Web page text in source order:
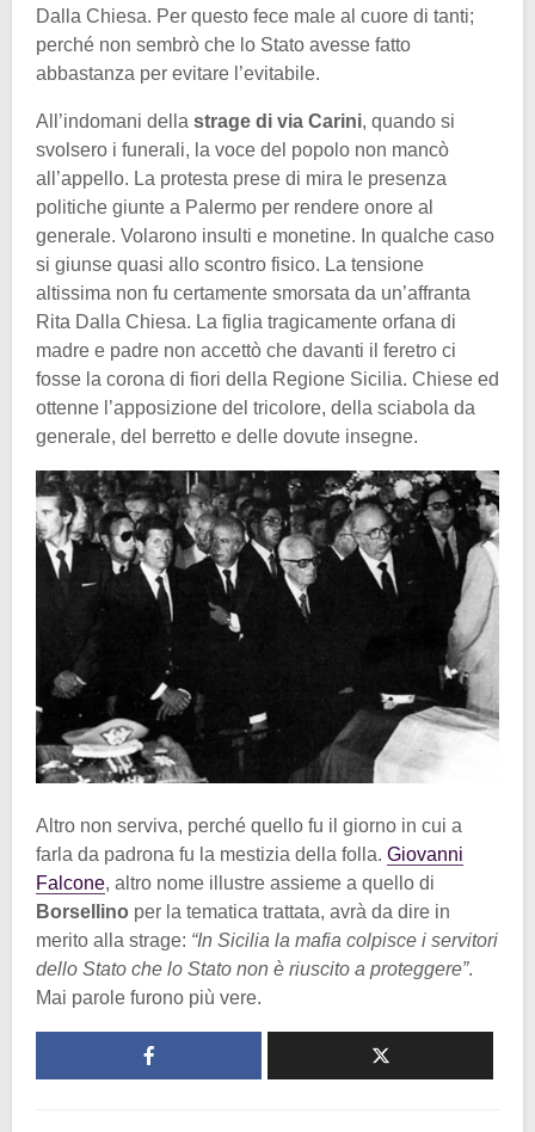
Dalla Chiesa. Per questo fece male al cuore di tanti;
perché non sembrò che lo Stato avesse fatto
abbastanza per evitare l’evitabile.
All’indomani della strage di via Carini, quando si
svolsero i funerali, la voce del popolo non mancò
all’appello. La protesta prese di mira le presenza
politiche giunte a Palermo per rendere onore al
generale. Volarono insulti e monetine. In qualche caso
si giunse quasi allo scontro fisico. La tensione
altissima non fu certamente smorsata da un’affranta
Rita Dalla Chiesa. La figlia tragicamente orfana di
madre e padre non accettò che davanti il feretro ci
fosse la corona di fiori della Regione Sicilia. Chiese ed
ottenne l’apposizione del tricolore, della sciabola da
generale, del berretto e delle dovute insegne.
Altro non serviva, perché quello fu il giorno in cui a
farla da padrona fu la mestizia della folla. Giovanni
Falcone, altro nome illustre assieme a quello di
Borsellino per la tematica trattata, avrà da dire in
merito alla strage: “In Sicilia la mafia colpisce i servitori
dello Stato che lo Stato non è riuscito a proteggere”.
Mai parole furono più vere.